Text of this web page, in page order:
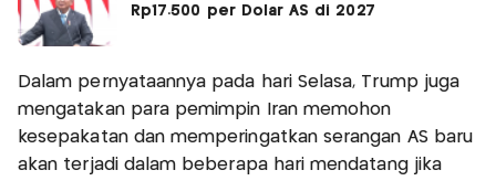
Rp17.500 per Dolar AS di 2027
Dalam pernyataannya pada hari Selasa, Trump juga
mengatakan para pemimpin Iran memohon
kesepakatan dan memperingatkan serangan AS baru
akan terjadi dalam beberapa hari mendatang jika